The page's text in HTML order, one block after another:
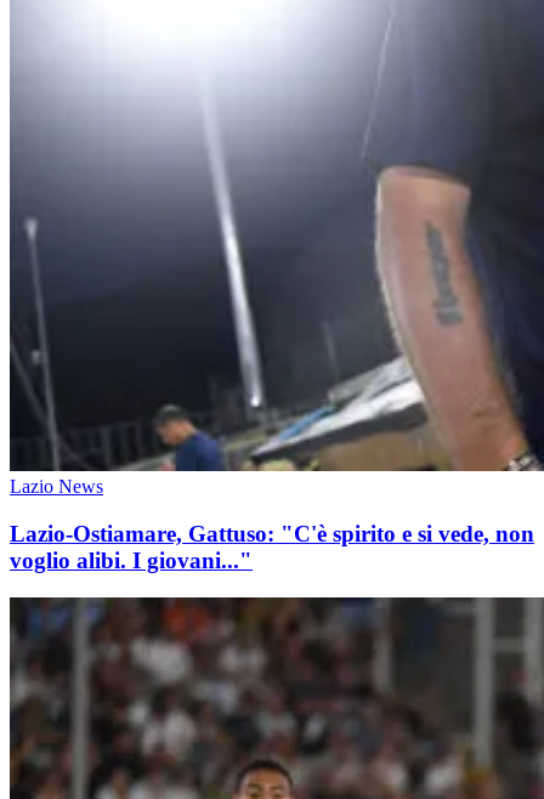
Lazio News
Lazio-Ostiamare, Gattuso: "C'è spirito e si vede, non
voglio alibi. I giovani..."